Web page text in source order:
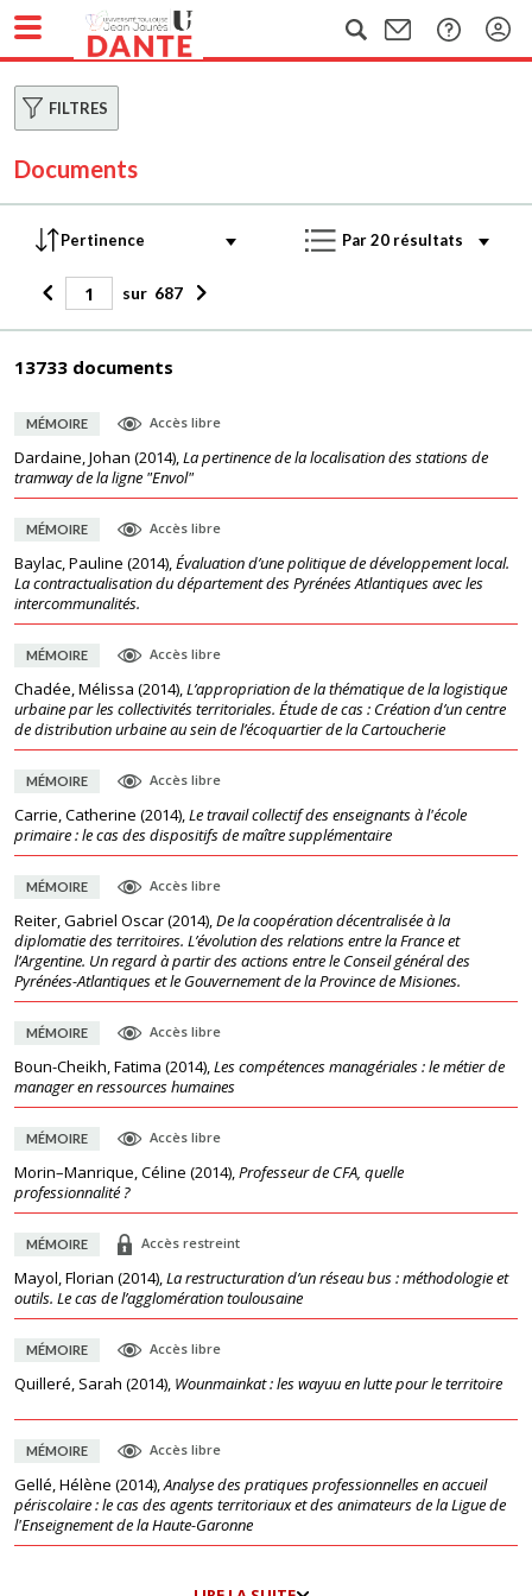
FILTRES
Documents
sur 687
13733 documents
MÉMOIRE Accès libre
Dardaine, Johan (2014),La pertinence de la localisation des stations de
tramway de la ligne "Envol"
MÉMOIRE Accès libre
Baylac, Pauline (2014),Évaluation d’une politique de développement local.
La contractualisation du département des Pyrénées Atlantiques avec les
intercommunalités.
MÉMOIRE Accès libre
Chadée, Mélissa (2014),L’appropriation de la thématique de la logistique
urbaine par les collectivités territoriales. Étude de cas : Création d’un centre
de distribution urbaine au sein de l’écoquartier de la Cartoucherie
MÉMOIRE Accès libre
Carrie, Catherine (2014),Le travail collectif des enseignants à l'école
primaire : le cas des dispositifs de maître supplémentaire
MÉMOIRE Accès libre
Reiter, Gabriel Oscar(2014),De la coopération décentralisée à la
diplomatie des territoires. L’évolution des relations entre la France et
l’Argentine. Un regard à partir des actions entre le Conseil général des
Pyrénées-Atlantiques et le Gouvernement de la Province de Misiones.
MÉMOIRE Accès libre
Boun-Cheikh, Fatima (2014),Les compétences managériales : le métier de
manager en ressources humaines
MÉMOIRE Accès libre
Morin–Manrique, Céline (2014),Professeur de CFA, quelle
professionnalité ?
MÉMOIRE Accès restreint
Mayol, Florian (2014),La restructuration d’un réseau bus : méthodologie et
outils. Le cas de l’agglomération toulousaine
MÉMOIRE Accès libre
Quilleré, Sarah (2014), Wounmainkat : les wayuu en lutte pour le territoire
MÉMOIRE Accès libre
Gellé, Hélène (2014),Analyse des pratiques professionnelles en accueil
périscolaire : le cas des agents territoriaux et des animateurs de la Ligue de
l'Enseignement de la Haute-Garonne